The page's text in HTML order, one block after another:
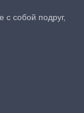
с собой подруг,